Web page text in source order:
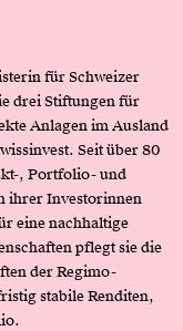
für Schweizer
drei Stiftungen für
Anlagen im Ausland
Seit über 80
, Portfolio- und
ihrer Investorinnen
eine nachhaltige
pflegt sie die
der Regimo-
stabile Renditen,